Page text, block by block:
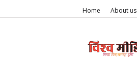
Home About us